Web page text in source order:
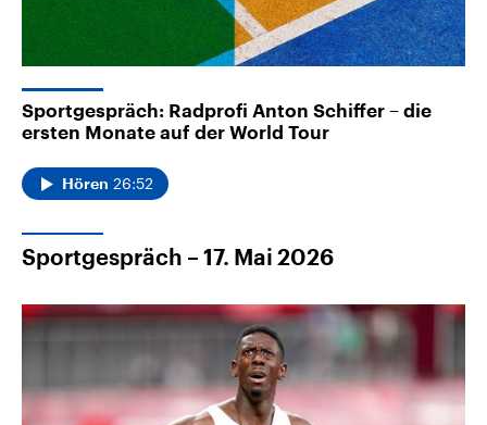
Sportgespräch: Radprofi Anton Schiffer – die
ersten Monate auf der World Tour
Hören 26:52
Sportgespräch – 17. Mai 2026